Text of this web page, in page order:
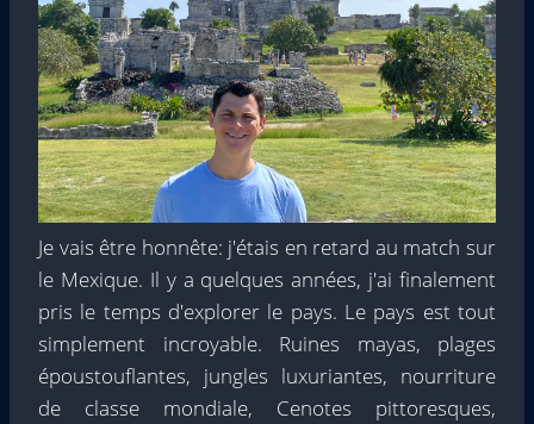
Je vais être honnête: j'étais en retard au match sur
le Mexique. Il y a quelques années, j'ai finalement
pris le temps d'explorer le pays. Le pays est tout
simplement incroyable. Ruines mayas, plages
époustouflantes, jungles luxuriantes, nourriture
de classe mondiale, Cenotes pittoresques,